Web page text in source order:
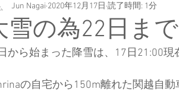
八甲田山 かぐらバックカントリー
休日 美味しいもの バック
雪の為22日ま
Jun Nagai 2020年12月17日 読了時間: 1分
から始まった降雪は、17日21:00
の自宅から150m離れた関越自